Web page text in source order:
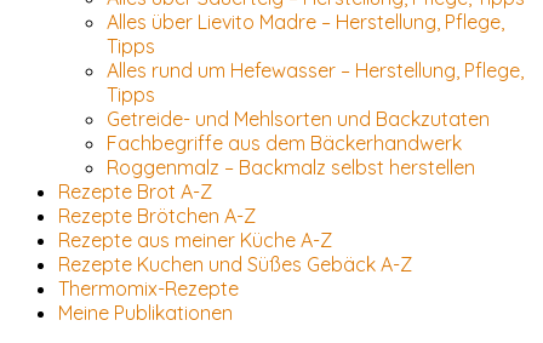
Alles über Lievito Madre – Herstellung, Pflege,
Tipps
Alles rund um Hefewasser – Herstellung, Pflege,
Tipps
Getreide- und Mehlsorten und Backzutaten
Fachbegriffe aus dem Bäckerhandwerk
Roggenmalz – Backmalz selbst herstellen
Rezepte Brot A-Z
Rezepte Brötchen A-Z
Rezepte aus meiner Küche A-Z
Rezepte Kuchen und Süßes Gebäck A-Z
Thermomix-Rezepte
Meine Publikationen